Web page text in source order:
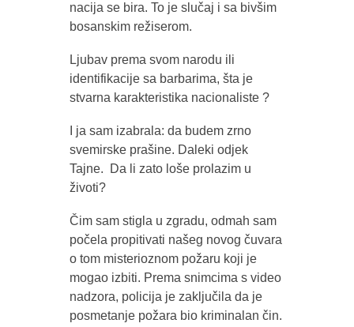
nacija se bira. To je slučaj i sa bivšim
bosanskim režiserom.
Ljubav prema svom narodu ili
identifikacije sa barbarima, šta je
stvarna karakteristika nacionaliste ?
I ja sam izabrala: da budem zrno
svemirske prašine. Daleki odjek
Tajne. Da li zato loše prolazim u
životi?
Čim sam stigla u zgradu, odmah sam
počela propitivati našeg novog čuvara
o tom misterioznom požaru koji je
mogao izbiti. Prema snimcima s video
nadzora, policija je zaključila da je
posmetanje požara bio kriminalan čin.